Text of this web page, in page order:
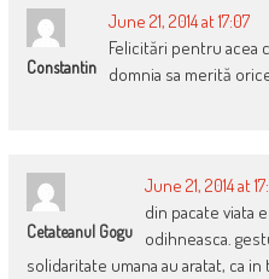
Constantin
June 21, 2014 at 17:07
Felicitări pentru acea
domnia sa merită
Cetateanul Gogu
June 21, 2014 at
din pacate viata
odihneasca.
solidaritate umana au aratat, ca